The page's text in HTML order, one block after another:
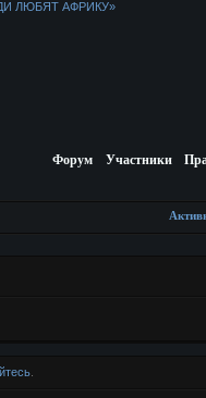
ЛЮБЯТ АФРИКУ»
Форум Участники
.